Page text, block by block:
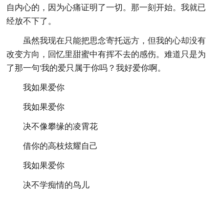
自内心的，因为心痛证明了一切。那一刻开始。我就已
经放不下了。
虽然我现在只能把思念寄托远方，但我的心却没有
改变方向，回忆里甜蜜中有挥不去的感伤。难道只是为
了那一句'我的爱只属于你吗？我好爱你啊。
我如果爱你
我如果爱你
决不像攀缘的凌霄花
借你的高枝炫耀自己
我如果爱你
决不学痴情的鸟儿